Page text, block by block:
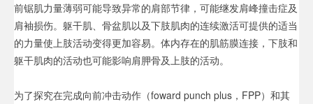
前锯肌力量薄弱可能导致异常的肩部节律，可能继发肩峰撞击症及
肩袖损伤。躯干肌、骨盆肌以及下肢肌肉的连续激活可提供的适当
的力量使上肢活动变得更加容易。体内存在的肌筋膜连接，下肢和
躯干肌肉的活动也可能影响肩胛骨及上肢的活动。
为了探究在完成向前冲击动作（foward punch plus，FPP）和其